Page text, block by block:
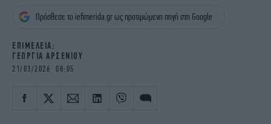
NEWSLETTER
Πρόσθεσε το iefimerida.gr ως προτιμώμενη πηγή στη Google
EΠΙΜΕΛΕΙΑ:
ΓΕΩΡΓΙΑ ΑΡΣΕΝΙΟΥ
21/03/2026 08:05